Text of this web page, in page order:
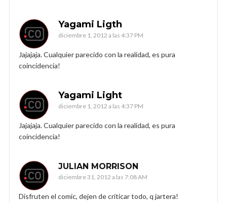
Yagami Ligth
diciembre 1, 2012 a las 4:37 PM
Jajajaja. Cualquier parecido con la realidad, es pura
coincidencia!
Yagami Light
diciembre 1, 2012 a las 4:37 PM
Jajajaja. Cualquier parecido con la realidad, es pura
coincidencia!
JULIAN MORRISON
diciembre 31, 2012 a las 7:08 AM
Disfruten el comic, dejen de criticar todo, q jartera!